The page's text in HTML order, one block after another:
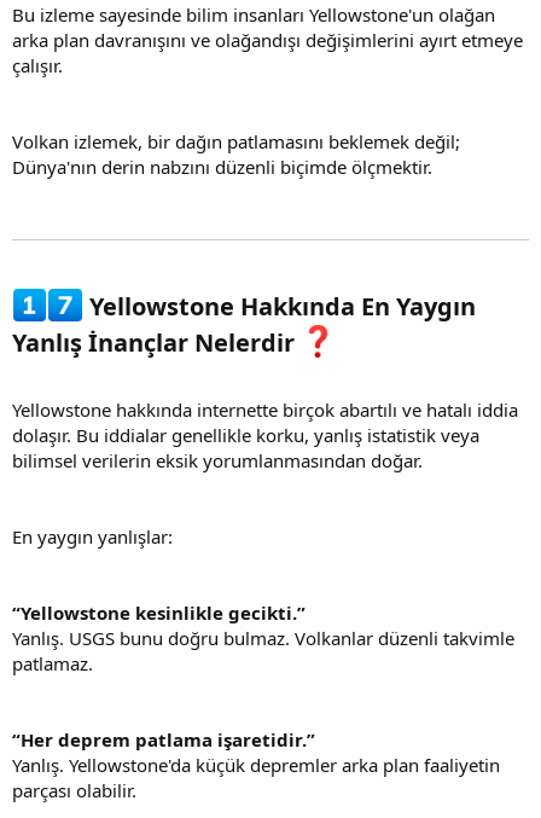
Bu izleme sayesinde bilim insanları Yellowstone'un olağan
arka plan davranışını ve olağandışı değişimlerini ayırt etmeye
çalışır.
Volkan izlemek, bir dağın patlamasını beklemek değil;
Dünya'nın derin nabzını düzenli biçimde ölçmektir.
Yellowstone Hakkında En Yaygın
Yanlış İnançlar Nelerdir
Yellowstone hakkında internette birçok abartılı ve hatalı iddia
dolaşır. Bu iddialar genellikle korku, yanlış istatistik veya
bilimsel verilerin eksik yorumlanmasından doğar.
En yaygın yanlışlar:
“Yellowstone kesinlikle gecikti.”
Yanlış. USGS bunu doğru bulmaz. Volkanlar düzenli takvimle
patlamaz.
“Her deprem patlama işaretidir.”
Yanlış. Yellowstone'da küçük depremler arka plan faaliyetin
parçası olabilir.